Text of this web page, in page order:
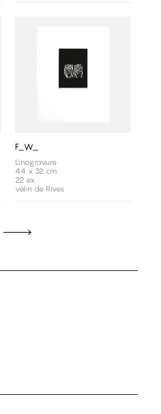
F_W_
Linogravure
44 x 32 cm
22 ex.
vélin de Rives